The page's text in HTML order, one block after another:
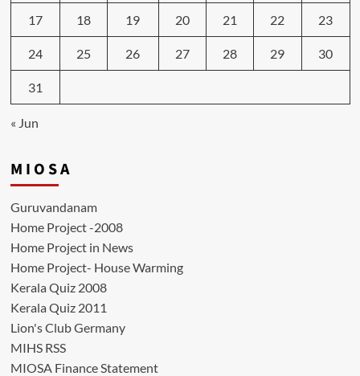
17 18 19 20 21 22 23
24 25 26 27 28 29 30
31
« Jun
M I O S A
Guruvandanam
Home Project -2008
Home Project in News
Home Project- House Warming
Kerala Quiz 2008
Kerala Quiz 2011
Lion's Club Germany
MIHS RSS
MIOSA Finance Statement